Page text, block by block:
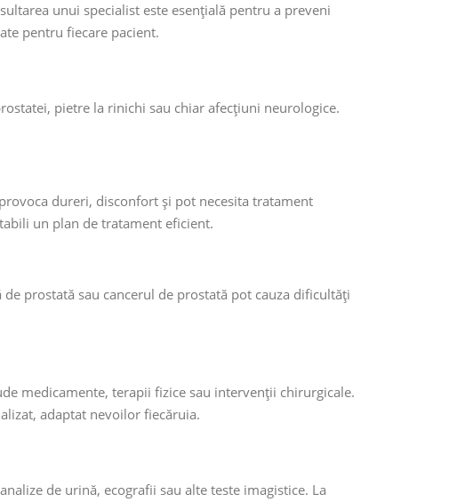
unui specialist este esențială pentru a preveni
pentru fiecare pacient.
pietre la rinichi sau chiar afecțiuni neurologice.
dureri, disconfort și pot necesita tratament
un plan de tratament eficient.
prostată sau cancerul de prostată pot cauza dificultăți
medicamente, terapii fizice sau intervenții chirurgicale.
adaptat nevoilor fiecăruia.
de urină, ecografii sau alte teste imagistice. La